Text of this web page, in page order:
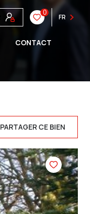
0
FR
CONTACT
PARTAGER CE BIEN